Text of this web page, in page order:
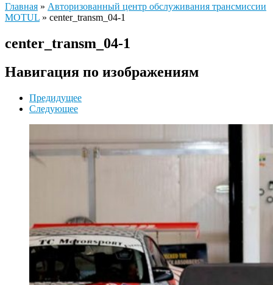
Главная » Авторизованный центр обслуживания трансмиссии
MOTUL » center_transm_04-1
center_transm_04-1
Навигация по изображениям
Предидущее
Следующее